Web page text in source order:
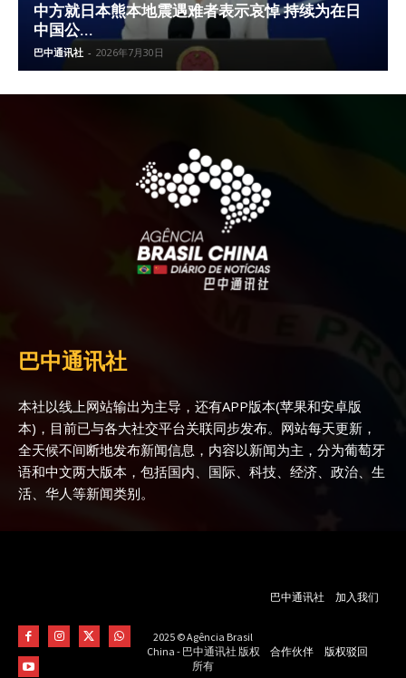
中方就日本熊本地震遇难者表示哀悼 持续为在日
中国公...
巴中通讯社 - 2026年7月30日
巴中通讯社
本社以线上网站输出为主导，还有APP版本(苹果和安卓版
本)，目前已与各大社交平台关联同步发布。网站每天更新，
全天候不间断地发布新闻信息，内容以新闻为主，分为葡萄牙
语和中文两大版本，包括国内、国际、科技、经济、政治、生
活、华人等新闻类别。
2025 © Agência Brasil
China - 巴中通讯社 版权
所有
巴中通讯社 加入我们
合作伙伴 版权驳回